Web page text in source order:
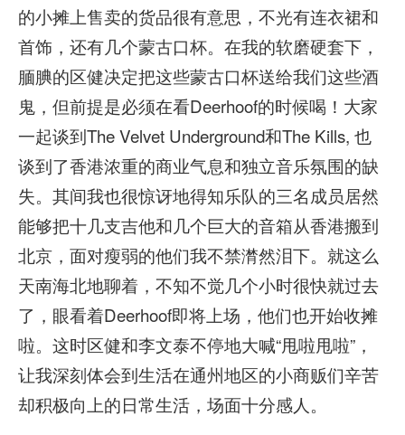
的小摊上售卖的货品很有意思，不光有连衣裙和
首饰，还有几个蒙古口杯。在我的软磨硬套下，
腼腆的区健决定把这些蒙古口杯送给我们这些酒
鬼，但前提是必须在看Deerhoof的时候喝！大家
一起谈到The Velvet Underground和The Kills, 也
谈到了香港浓重的商业气息和独立音乐氛围的缺
失。其间我也很惊讶地得知乐队的三名成员居然
能够把十几支吉他和几个巨大的音箱从香港搬到
北京，面对瘦弱的他们我不禁潸然泪下。就这么
天南海北地聊着，不知不觉几个小时很快就过去
了，眼看着Deerhoof即将上场，他们也开始收摊
啦。这时区健和李文泰不停地大喊“甩啦甩啦”，
让我深刻体会到生活在通州地区的小商贩们辛苦
却积极向上的日常生活，场面十分感人。